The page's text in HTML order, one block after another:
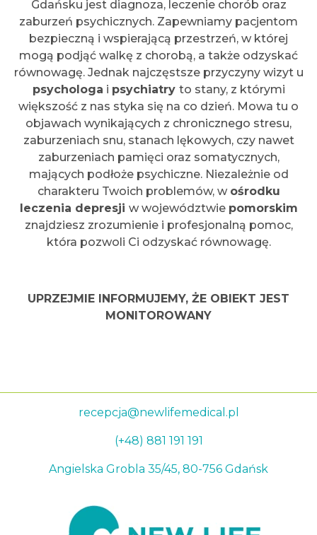
Gdańsku jest diagnoza, leczenie chorób oraz
zaburzeń psychicznych. Zapewniamy pacjentom
bezpieczną i wspierającą przestrzeń, w której
mogą podjąć walkę z chorobą, a także odzyskać
równowagę. Jednak najczęstsze przyczyny wizyt u
psychologa i psychiatry to stany, z którymi
większość z nas styka się na co dzień. Mowa tu o
objawach wynikających z chronicznego stresu,
zaburzeniach snu, stanach lękowych, czy nawet
zaburzeniach pamięci oraz somatycznych,
mających podłoże psychiczne. Niezależnie od
charakteru Twoich problemów, w ośrodku
leczenia depresji w województwie pomorskim
znajdziesz zrozumienie i profesjonalną pomoc,
która pozwoli Ci odzyskać równowagę.
UPRZEJMIE INFORMUJEMY, ŻE OBIEKT JEST
MONITOROWANY
recepcja@newlifemedical.pl
(+48) 881 191 191
Angielska Grobla 35/45, 80-756 Gdańsk